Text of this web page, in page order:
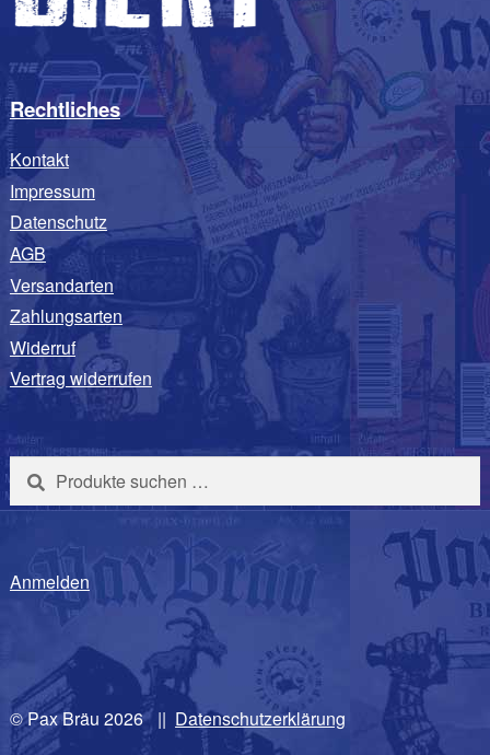
Rechtliches
Kontakt
Impressum
Datenschutz
AGB
Versandarten
Zahlungsarten
Widerruf
Vertrag widerrufen
Suchen
nach:
Suchen
Anmelden
© Pax Bräu 2026 | Datenschutzerklärung